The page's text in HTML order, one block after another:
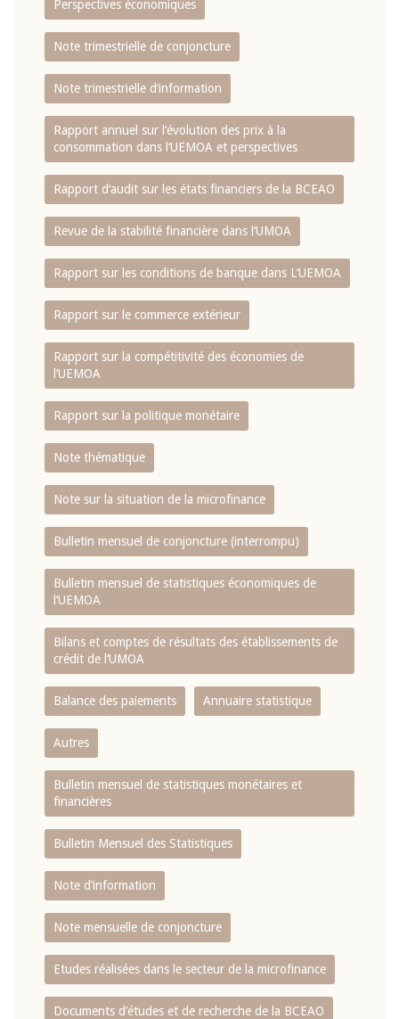
Perspectives économiques
Note trimestrielle de conjoncture
Note trimestrielle d‘information
Rapport annuel sur l‘évolution des prix à la
consommation dans l‘UEMOA et perspectives
Rapport d‘audit sur les états financiers de la BCEAO
Revue de la stabilité financière dans l‘UMOA
Rapport sur les conditions de banque dans L‘UEMOA
Rapport sur le commerce extérieur
Rapport sur la compétitivité des économies de
l‘UEMOA
Rapport sur la politique monétaire
Note thématique
Note sur la situation de la microfinance
Bulletin mensuel de conjoncture (interrompu)
Bulletin mensuel de statistiques économiques de
l‘UEMOA
Bilans et comptes de résultats des établissements de
crédit de l‘UMOA
Balance des paiements Annuaire statistique
Autres
Bulletin mensuel de statistiques monétaires et
financières
Bulletin Mensuel des Statistiques
Note d’information
Note mensuelle de conjoncture
Etudes réalisées dans le secteur de la microfinance
Documents d’études et de recherche de la BCEAO